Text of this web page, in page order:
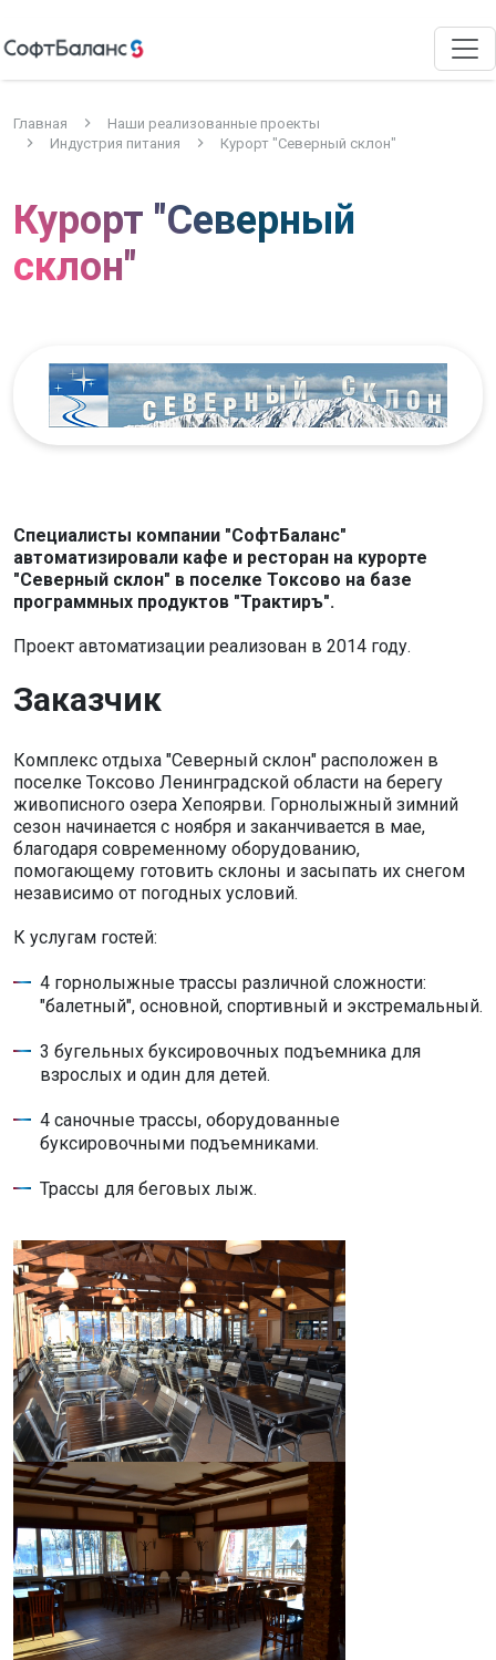
Главная
Наши реализованные проекты
Индустрия питания
Курорт "Северный склон"
Курорт "Северный
склон"
Специалисты компании "СофтБаланс"
автоматизировали кафе и ресторан на курорте
"Северный склон" в поселке Токсово на базе
программных продуктов "Трактиръ".
Проект автоматизации реализован в 2014 году.
Заказчик
Комплекс отдыха "Северный склон" расположен в
поселке Токсово Ленинградской области на берегу
живописного озера Хепоярви. Горнолыжный зимний
сезон начинается с ноября и заканчивается в мае,
благодаря современному оборудованию,
помогающему готовить склоны и засыпать их снегом
независимо от погодных условий.
К услугам гостей:
4 горнолыжные трассы различной сложности:
"балетный", основной, спортивный и экстремальный.
3 бугельных буксировочных подъемника для
взрослых и один для детей.
4 саночные трассы, оборудованные
буксировочными подъемниками.
Трассы для беговых лыж.